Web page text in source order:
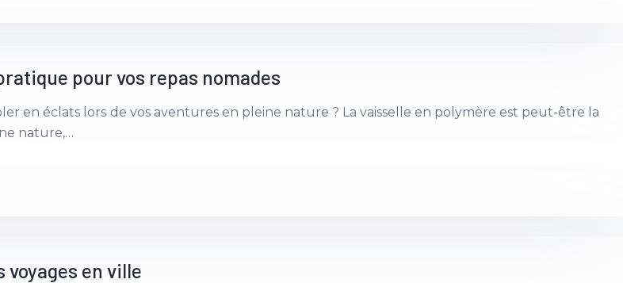
pour vos repas nomades
en éclats lors de vos aventures en pleine nature ? La vaisselle en polymère est peut-être la
nature,…
en ville